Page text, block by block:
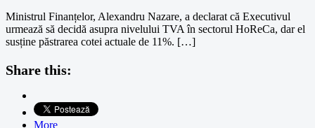
Ministrul Finanțelor, Alexandru Nazare, a declarat că Executivul
urmează să decidă asupra nivelului TVA în sectorul HoReCa, dar el
susține păstrarea cotei actuale de 11%. […]
Share this:
More